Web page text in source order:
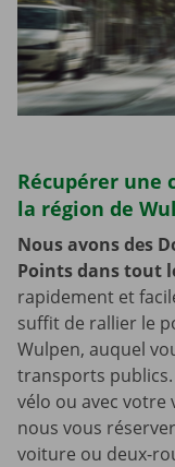
Récupérer une
la région de
Nous avons des
Points dans tout
rapidement et
suffit de rallier le
Wulpen, auquel
transports publics.
vélo ou avec votre
nous vous
voiture ou deux-